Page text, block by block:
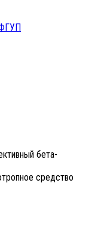
бета-
средство